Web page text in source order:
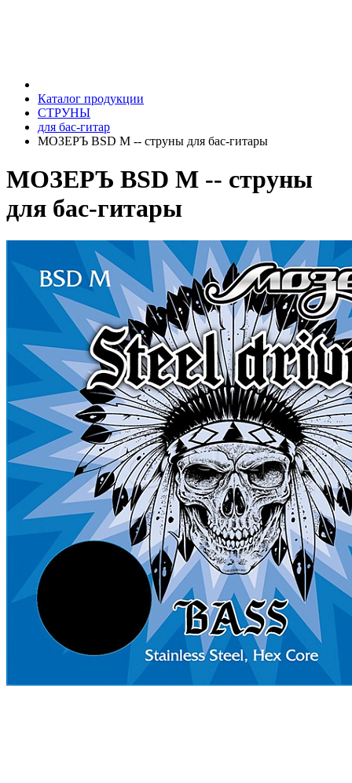
Каталог продукции
СТРУНЫ
для бас-гитар
МОЗЕРЪ BSD M -- струны для бас-гитары
МОЗЕРЪ BSD M -- струны
для бас-гитары